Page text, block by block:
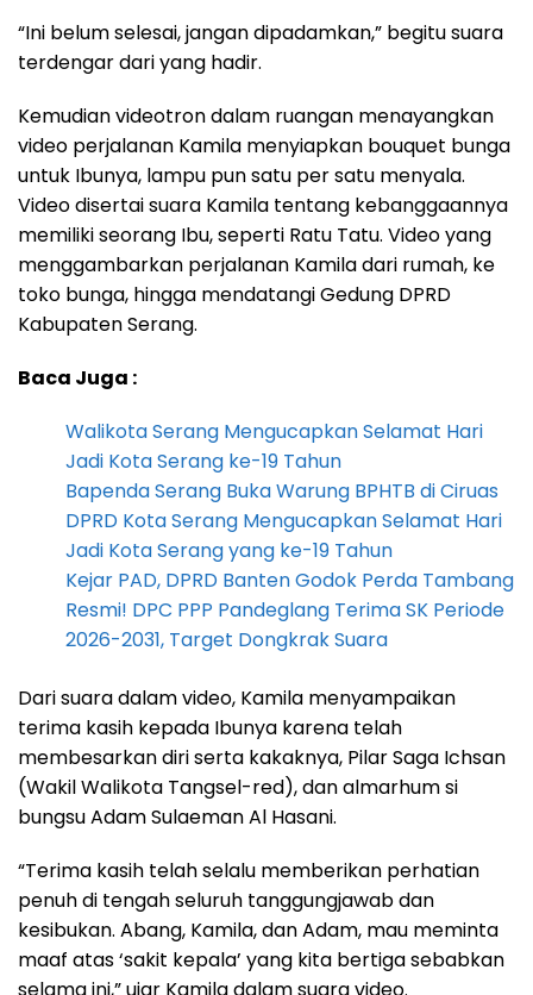
“Ini belum selesai, jangan dipadamkan,” begitu suara
terdengar dari yang hadir.
Kemudian videotron dalam ruangan menayangkan
video perjalanan Kamila menyiapkan bouquet bunga
untuk Ibunya, lampu pun satu per satu menyala.
Video disertai suara Kamila tentang kebanggaannya
memiliki seorang Ibu, seperti Ratu Tatu. Video yang
menggambarkan perjalanan Kamila dari rumah, ke
toko bunga, hingga mendatangi Gedung DPRD
Kabupaten Serang.
Baca Juga :
Walikota Serang Mengucapkan Selamat Hari
Jadi Kota Serang ke-19 Tahun
Bapenda Serang Buka Warung BPHTB di Ciruas
DPRD Kota Serang Mengucapkan Selamat Hari
Jadi Kota Serang yang ke-19 Tahun
Kejar PAD, DPRD Banten Godok Perda Tambang
Resmi! DPC PPP Pandeglang Terima SK Periode
2026-2031, Target Dongkrak Suara
Dari suara dalam video, Kamila menyampaikan
terima kasih kepada Ibunya karena telah
membesarkan diri serta kakaknya, Pilar Saga Ichsan
(Wakil Walikota Tangsel-red), dan almarhum si
bungsu Adam Sulaeman Al Hasani.
“Terima kasih telah selalu memberikan perhatian
penuh di tengah seluruh tanggungjawab dan
kesibukan. Abang, Kamila, dan Adam, mau meminta
maaf atas ‘sakit kepala’ yang kita bertiga sebabkan
selama ini,” ujar Kamila dalam suara video.